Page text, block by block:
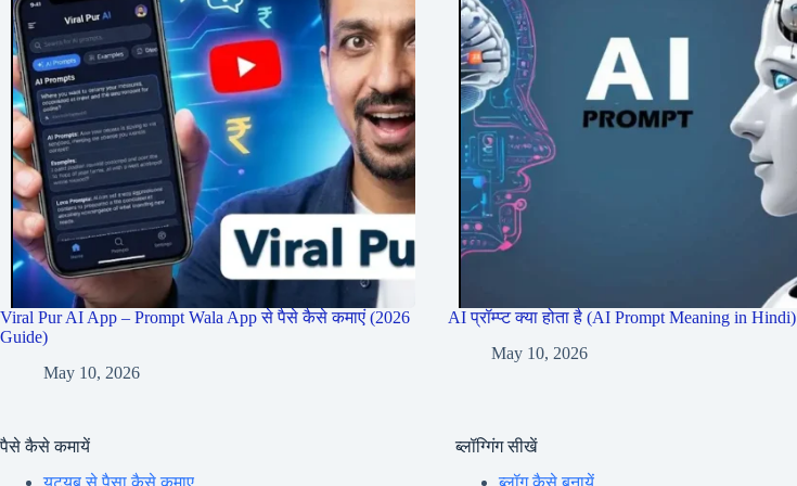
Viral Pur AI App – Prompt Wala App से पैसे कैसे कमाएं (2026
Guide)
May 10, 2026
AI प्रॉम्प्ट क्या होता है (AI Prompt Meaning in Hindi)
May 10, 2026
पैसे कैसे कमायें
यूट्यूब से पैसा कैसे कमाए
ब्लॉग्गिंग सीखें
ब्लॉग कैसे बनायें